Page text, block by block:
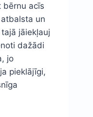
bērnu acīs
un
jāiekļauj
dažādi
jo
pieklājīgi,